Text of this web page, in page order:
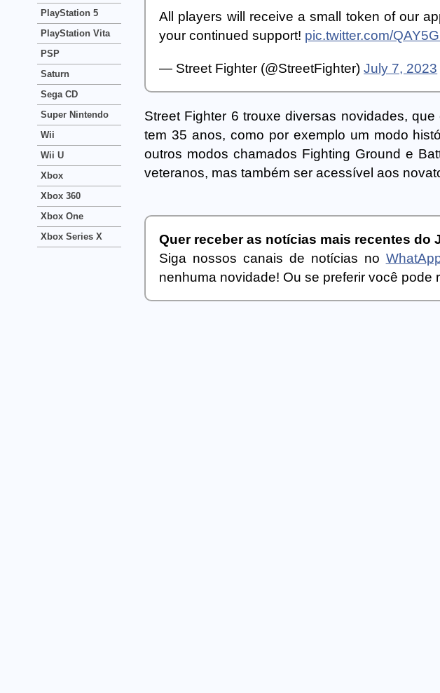
All players will receive a small token of our
your continued support! pic.twitter.com/
— Street Fighter (@StreetFighter)July 7, 2023
Street Fighter 6 trouxe diversas novidades,
tem 35 anos, como por exemplo um modo
outros modos chamados Fighting Ground e
veteranos, mas também ser acessível aos
Quer receber as notícias mais recentes do
Siga nossos canais de notícias no
nenhuma novidade! Ou se preferir você pode
PlayStation 5
PlayStation Vita
PSP
Saturn
Sega CD
Super Nintendo
Wii
Wii U
Xbox
Xbox 360
Xbox One
Xbox Series X